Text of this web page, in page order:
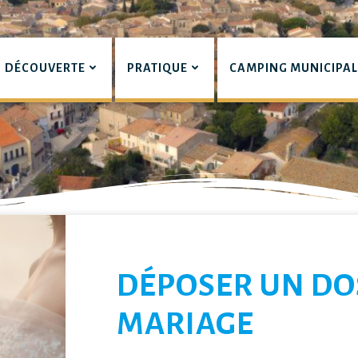
DÉCOUVERTE PRATIQUE CAMPING MUNICIPAL
DÉPOSER UN
MARIAGE